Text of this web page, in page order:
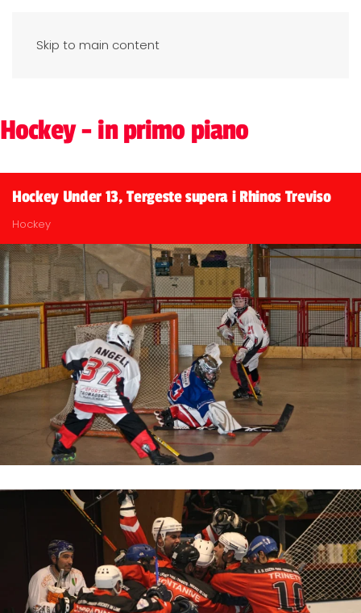
Skip to main content
Hockey - in primo piano
Hockey Under 13, Tergeste supera i Rhinos Treviso
Hockey